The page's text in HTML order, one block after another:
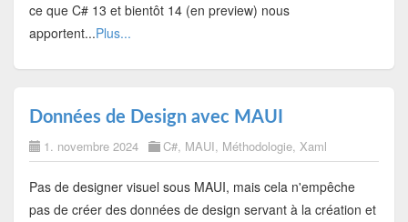
ce que C# 13 et bientôt 14 (en preview) nous
apportent...Plus...
Données de Design avec MAUI
1. novembre 2024 C#, MAUI, Méthodologie, Xaml
Pas de designer visuel sous MAUI, mais cela n'empêche
pas de créer des données de design servant à la création et